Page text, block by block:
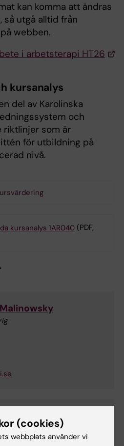
kan komma att ändras
så utgå alltid från
webben.
i arbetsterapi HT26
kursanalys
del av Karolinska
och
riktlinjer som är
för utbildning på
nivå.
kursanalys 1AR040 (PDF,
(cookies)
webbplats använder vi